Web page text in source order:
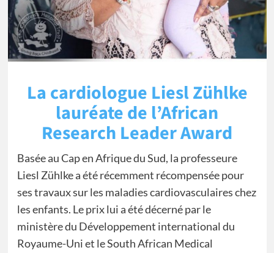
La cardiologue Liesl Zühlke
lauréate de l’African
Research Leader Award
Basée au Cap en Afrique du Sud, la professeure
Liesl Zühlke a été récemment récompensée pour
ses travaux sur les maladies cardiovasculaires chez
les enfants. Le prix lui a été décerné par le
ministère du Développement international du
Royaume-Uni et le South African Medical